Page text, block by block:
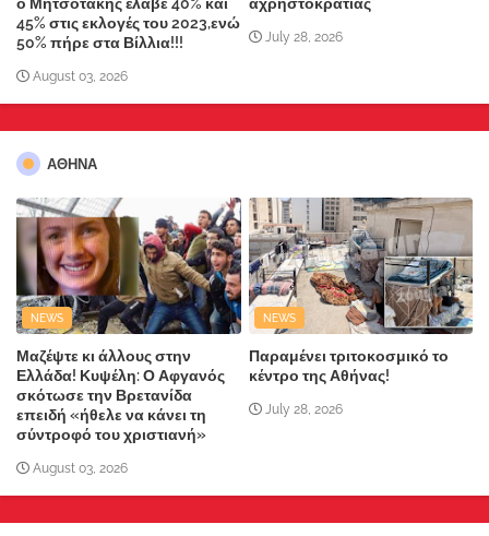
45% στις εκλογές του 2023,ενώ
50% πήρε στα Βίλλια!!!
August 03, 2026
July 28, 2026
ΑΘΗΝΑ
NEWS
Μαζέψτε κι άλλους στην
Ελλάδα! Κυψέλη: Ο Αφγανός
σκότωσε την Βρετανίδα
επειδή «ήθελε να κάνει τη
σύντροφό του χριστιανή»
August 03, 2026
NEWS
Παραμένει τριτοκοσμικό το
κέντρο της Αθήνας!
July 28, 2026